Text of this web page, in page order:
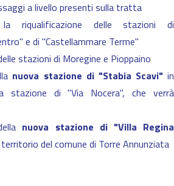
a livello presenti sulla tratta
riqualificazione delle stazioni di
e di "Castellammare Terme"
stazioni di Moregine e Pioppaino
nuova stazione di "Stabia Scavi" in
stazione di "Via Nocera", che verrà
nuova stazione di "Villa Regina
del comune di Torre Annunziata